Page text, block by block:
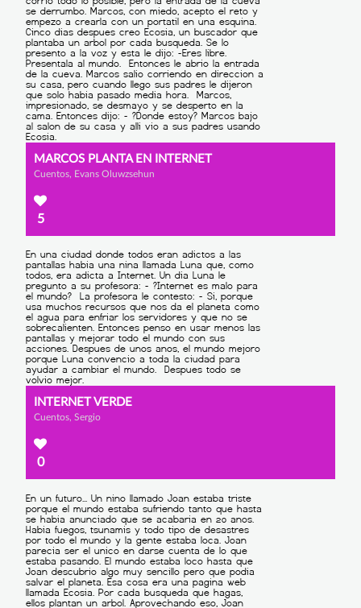
MARCOS PLANTA EN INTERNET
Cuentos, Evans Oluwzsehun
5
INTERNET VERDE
Cuentos, Sergio
0